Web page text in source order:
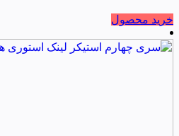
خرید محصول